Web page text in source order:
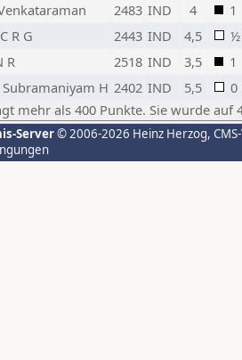
2483 IND 4
1
R G 2443 IND 4,5
½
R 2518 IND 3,5
1
H 2402 IND 5,5
0
mehr als 400 Punkte. Sie wurde auf
Server© 2006-2026 Heinz Herzog,